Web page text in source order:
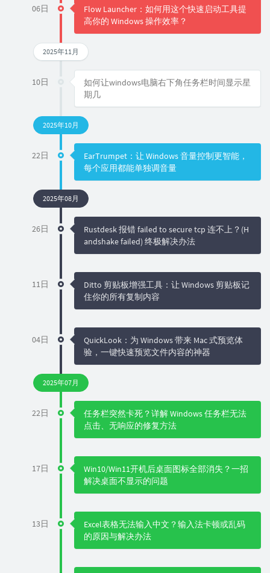
06日
Flow Launcher：如何用这个快速启动工具提
高你的 Windows 操作效率？
2025年11月
10日
如何让windows电脑右下角任务栏时间显示星
期几
2025年10月
22日
EarTrumpet：让 Windows 音量控制更智能，
每个应用都能单独调音量
2025年08月
26日
Rustdesk 报错 failed to secure tcp 连不上？(H
andshake failed) 终极解决办法
11日
Ditto 剪贴板增强工具：让 Windows 剪贴板记
住你的所有复制内容
04日
QuickLook：为 Windows 带来 Mac 式预览体
验，一键快速预览文件内容的神器
2025年07月
22日
任务栏突然卡死？详解 Windows 任务栏无法
点击、无响应的修复方法
17日
Win10/Win11开机后桌面图标全部消失？一招
解决桌面不显示的问题
13日
Excel表格无法输入中文？输入法卡顿或乱码
的原因与解决办法